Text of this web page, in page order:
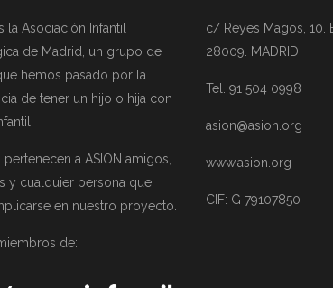
la Asociación Infantil
de Madrid, un grupo de
hemos pasado por la
de tener un hijo o hija con
pertenecen a ASION amigos,
y cualquier persona que
en nuestro proyecto.
de:
c/ Reyes Magos, 10.
28009. MADRID
Tel. 91 504 0998
asion@asion.org
www.asion.org
CIF: G 79107850